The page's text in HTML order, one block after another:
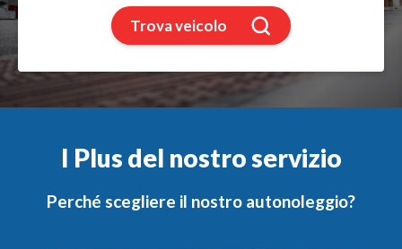
Trova veicolo
I Plus del nostro servizio
Perché scegliere il nostro autonoleggio?